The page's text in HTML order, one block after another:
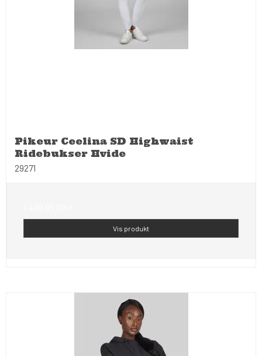
Pikeur Ceelina SD Highwaist
Ridebukser Hvide
29271
Vis produkt